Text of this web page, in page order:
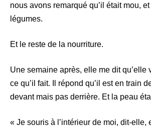
nous avons remarqué qu’il était mou,
légumes.
Et le reste de la nourriture.
Une semaine après, elle me dit
ce qu’il fait. Il répond qu’il est en train
devant mais pas derrière. Et la peau
« Je souris à l’intérieur de moi, dit-